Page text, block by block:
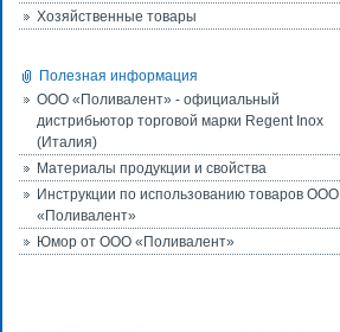
Хозяйственные товары
Полезная информация
ООО «Поливалент» - официальный
дистрибьютор торговой марки Regent Inox
(Италия)
Материалы продукции и свойства
Инструкции по использованию товаров ООО
«Поливалент»
Юмор от ООО «Поливалент»